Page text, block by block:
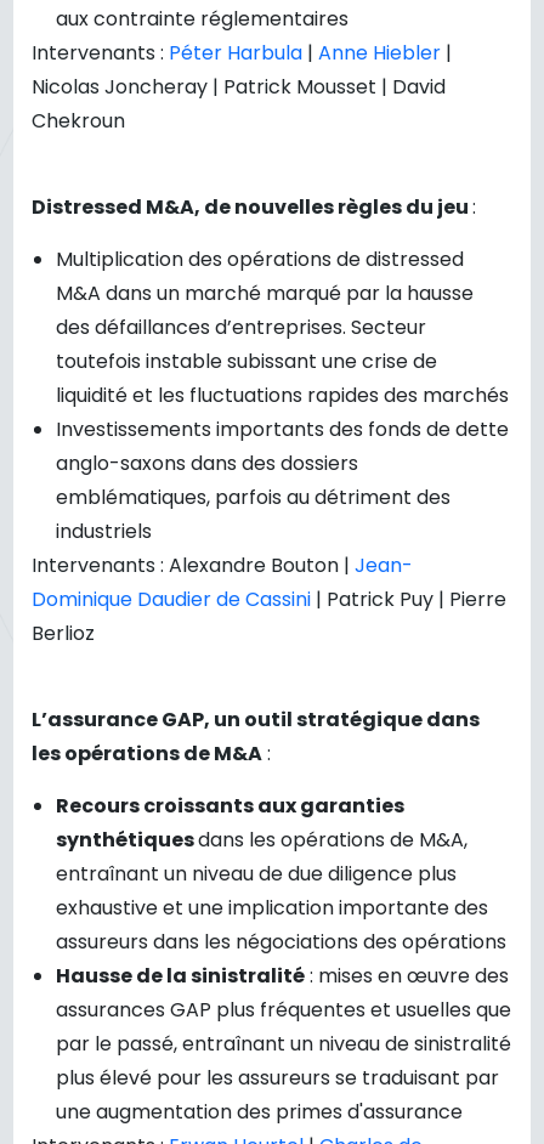
aux contrainte réglementaires
Intervenants : Péter Harbula |Anne Hiebler |
Nicolas Joncheray | Patrick Mousset | David
Chekroun
Distressed M&A, de nouvelles règles du jeu:
Multiplication des opérations de distressed
M&A dans un marché marqué par la hausse
des défaillances d’entreprises. Secteur
toutefois instable subissant une crise de
liquidité et les fluctuations rapides des marchés
Investissements importants des fonds de dette
anglo-saxons dans des dossiers
emblématiques, parfois au détriment des
industriels
Intervenants : Alexandre Bouton |Jean-
Dominique Daudier de Cassini | Patrick Puy | Pierre
Berlioz
L’assurance GAP, un outil stratégique dans
les opérations de M&A:
Recours croissants aux garanties
synthétiquesdans les opérations de M&A,
entraînant un niveau de due diligence plus
exhaustive et une implication importante des
assureurs dans les négociations des opérations
Hausse de la sinistralité: mises en œuvre des
assurances GAP plus fréquentes et usuelles que
par le passé, entraînant un niveau de sinistralité
plus élevé pour les assureurs se traduisant par
une augmentation des primes d'assurance